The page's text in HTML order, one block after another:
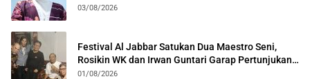
03/08/2026
Festival Al Jabbar Satukan Dua Maestro Seni,
Rosikin WK dan Irwan Guntari Garap Pertunjukan
Kolosal
01/08/2026